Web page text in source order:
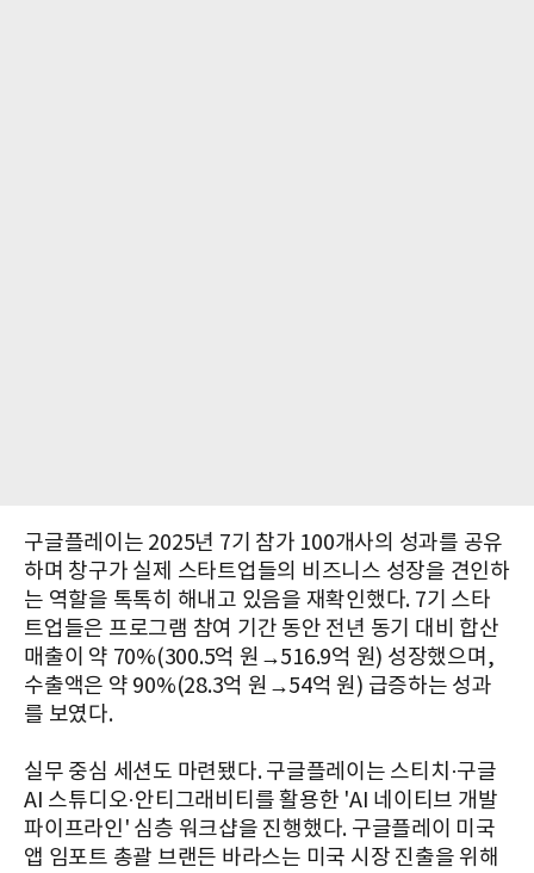
구글플레이는 2025년 7기 참가 100개사의 성과를 공유
하며 창구가 실제 스타트업들의 비즈니스 성장을 견인하
는 역할을 톡톡히 해내고 있음을 재확인했다. 7기 스타
트업들은 프로그램 참여 기간 동안 전년 동기 대비 합산
매출이 약 70%(300.5억 원→516.9억 원) 성장했으며,
수출액은 약 90%(28.3억 원→54억 원) 급증하는 성과
를 보였다.
실무 중심 세션도 마련됐다. 구글플레이는 스티치·구글
AI 스튜디오·안티그래비티를 활용한 'AI 네이티브 개발
파이프라인' 심층 워크샵을 진행했다. 구글플레이 미국
앱 임포트 총괄 브랜든 바라스는 미국 시장 진출을 위해